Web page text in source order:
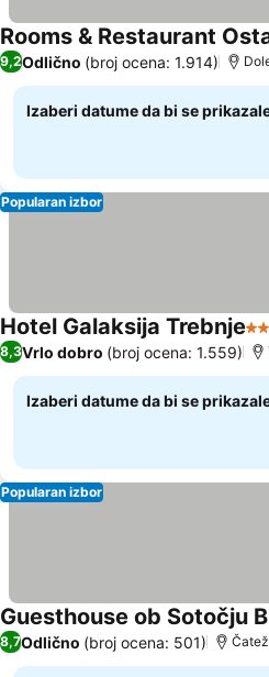
Rooms & Restaurant
9,2Odlično (broj ocena: 1.914)
Izaberi datume da bi se
Popularan izbor
Hotel Galaksija Trebnje3
8,3Vrlo dobro (broj ocena: 1.559)
Izaberi datume da bi se
Popularan izbor
Guesthouse ob Sotočju
8,7Odlično (broj ocena: 501)